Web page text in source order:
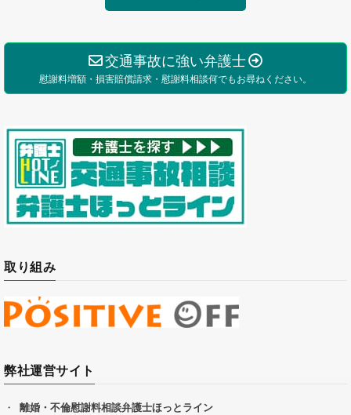
交通事故に強い弁護士
慰謝料増額・損害賠償請求・慰謝料相談何でもお尋ねください。
取り組み
弊社運営サイト
離婚・不倫慰謝料相談弁護士ほっとライン